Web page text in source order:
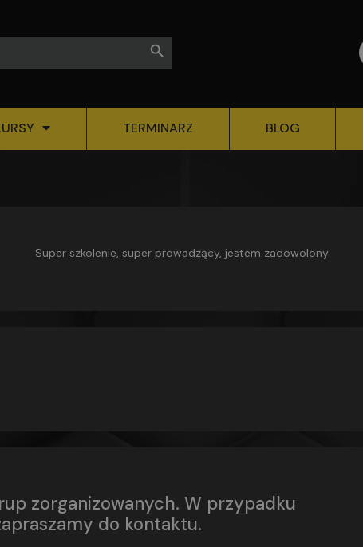
Search Button
TERMINARZ BLOG
Gawron
temu
Super szkolenie, super prowadzący, jestem zadowolony
zorganizowanych. W przypadku
do kontaktu.